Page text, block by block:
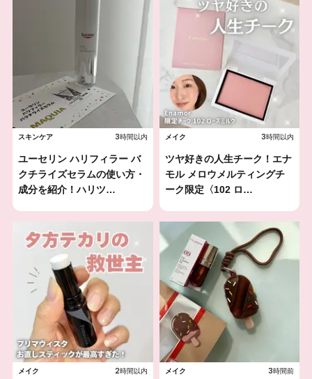
スキンケア 3時間以内
ユーセリン ハリフィラー バ
クチライズセラムの使い方・
成分を紹介！ハリツ…
メイク 3時間以内
ツヤ好きの人生チーク！エナ
モル メロウメルティングチ
ーク限定〈102 ロ…
メイク 2時間以内 メイク 3時間前